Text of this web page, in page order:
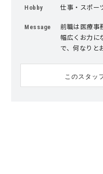
徹底したコストダ
頑丈で長持ちの外壁
100年点検住宅
Hobby 仕事・スポー
Message
前職は医療事
幅広くお力に
で、何なりと
このスタッ